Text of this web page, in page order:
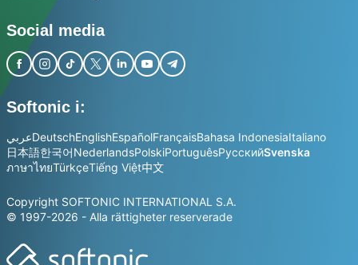
Social media
Softonic i:
عربيDeutschEnglishEspañolFrançaisBahasa IndonesiaItaliano
日本語한국어NederlandsPolskiPortuguêsРусскийSvenska
ภาษาไทยTürkçeTiếng Việt中文
Copyright SOFTONIC INTERNATIONAL S.A.
© 1997-2026 - Alla rättigheter reserverade